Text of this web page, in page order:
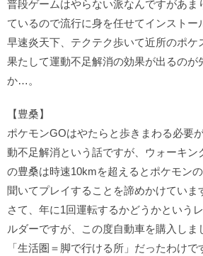
普段ゲームはやらない派なんですがあま
ているので流行に身を任せてインストー
早速炎天下、テクテク歩いて近所のポケ
果たして運動不足解消の効果が出るのが
か…。
【豊桑】
ポケモンGOはやたらと歩きまわる必要
動不足解消という話ですが、ウォーキン
の豊桑は時速10kmを超えるとポケモン
聞いてプレイすることを諦めかけていま
さて、年に1回運転するかどうかという
ルダーですが、この度自動車を購入しま
「生活圏＝脚で行ける所」だったわけ